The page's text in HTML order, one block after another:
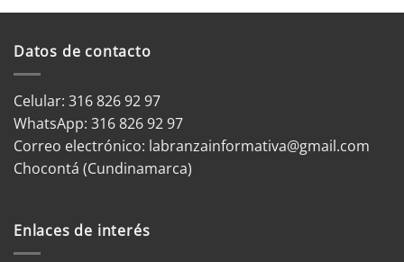
Datos de contacto
Celular: 316 826 92 97
WhatsApp: 316 826 92 97
Correo electrónico: labranzainformativa@gmail.com
Chocontá (Cundinamarca)
Enlaces de interés